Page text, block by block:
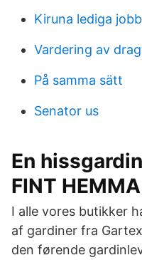
Kiruna lediga jobb
Vardering av
På samma sätt
Senator us
En
FINT HEMMA
I alle vores butikker
af gardiner fra
den førende